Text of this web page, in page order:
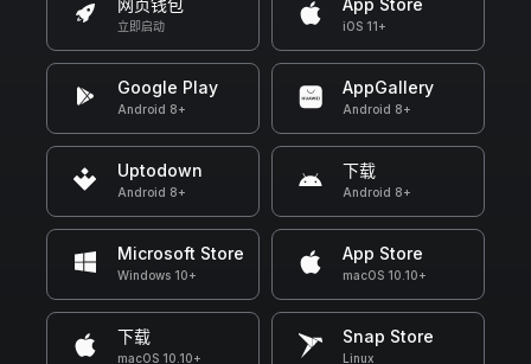
网页钱包
立即启动
App Store
iOS 11+
Google Play
Android 8+
AppGallery
Android 8+
Uptodown
Android 8+
下载
Android 8+
Microsoft Store
Windows 10+
App Store
macOS 10.10+
下载
macOS 10.10+
Snap Store
Linux